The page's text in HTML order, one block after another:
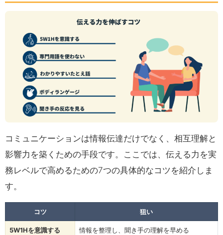
コミュニケーションは情報伝達だけでなく、相互理解と
影響力を築くための手段です。ここでは、伝える力を実
務レベルで高めるための7つの具体的なコツを紹介しま
す。
コツ 狙い
5W1Hを意識する 情報を整理し、聞き手の理解を早める